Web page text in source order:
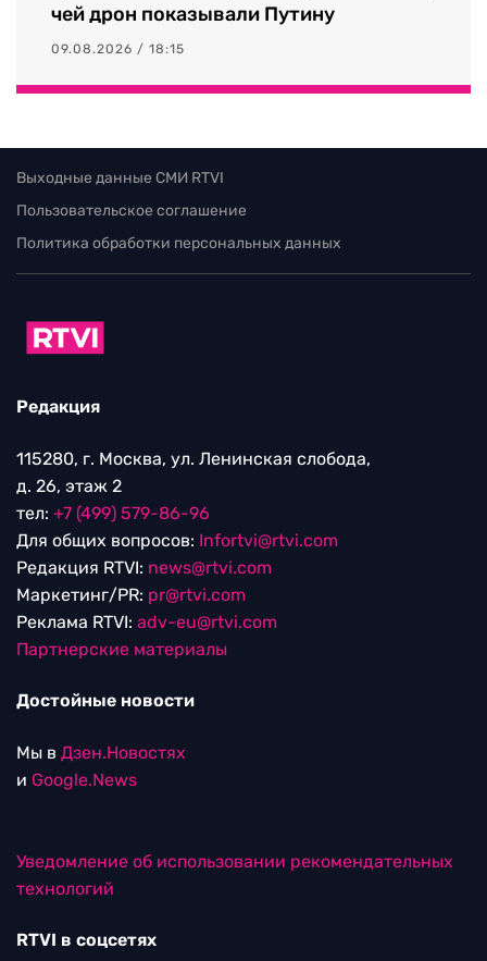
чей дрон показывали Путину
09.08.2026 / 18:15
Выходные данные СМИ RTVI
Пользовательское соглашение
Политика обработки персональных данных
Редакция
115280, г. Москва, ул. Ленинская слобода,
д. 26, этаж 2
тел: +7 (499) 579-86-96
Для общих вопросов: Infortvi@rtvi.com
Редакция RTVI: news@rtvi.com
Маркетинг/PR: pr@rtvi.com
Реклама RTVI: adv-eu@rtvi.com
Партнерские материалы
Достойные новости
Мы в Дзен.Новостях
и Google.News
Уведомление об использовании рекомендательных
технологий
RTVI в соцсетях